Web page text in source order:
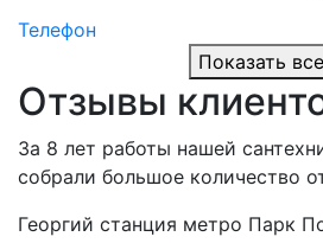
Телефон
Показать
Отзывы
За 8 лет работы нашей
собрали большое количество
Георгий станция метро Парк